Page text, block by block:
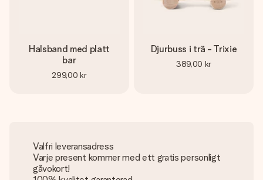
Halsband med platt
bar
299,00 kr
Djurbuss i trä - Trixie
389,00 kr
Valfri leveransadress
Varje present kommer med ett gratis personligt
gåvokort!